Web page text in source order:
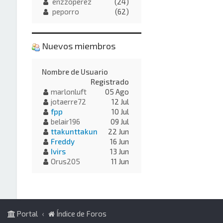
peporro
(62)
Nuevos miembros
Nombre de Usuario
Registrado
marlonluft
05 Ago
jotaerre72
12 Jul
fpp
10 Jul
belair196
09 Jul
ttakunttakun
22 Jun
Freddy
16 Jun
Ivirs
13 Jun
Orus205
11 Jun
Portal Índice de Foros